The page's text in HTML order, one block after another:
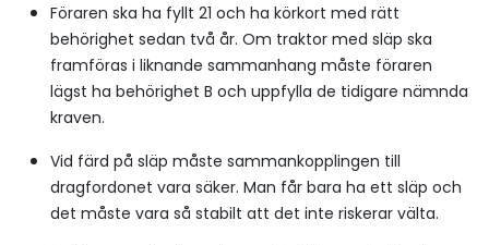
Föraren ska ha fyllt 21 och ha körkort med rätt
behörighet sedan två år. Om traktor med släp ska
framföras i liknande sammanhang måste föraren
lägst ha behörighet B och uppfylla de tidigare nämnda
kraven.
Vid färd på släp måste sammankopplingen till
dragfordonet vara säker. Man får bara ha ett släp och
det måste vara så stabilt att det inte riskerar välta.